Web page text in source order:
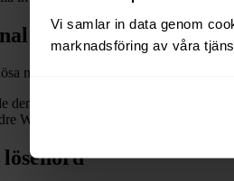
Vi samlar in data genom
marknadsföring av våra
nätverks kryptering kan det finnas
den starkaste mest utbredda
WiFi-produkt i nätverket som inte